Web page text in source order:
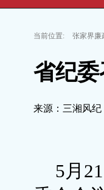
当前位置: 张家界廉
省纪
来源：三湘风纪
5月